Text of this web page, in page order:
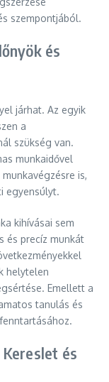
szempontjából.
és
járhat. Az egyik
a
szükség van.
munkaidővel
is,
egyensúlyt.
kihívásai sem
és precíz munkát
helytelen
Emellett a
tanulás és
és